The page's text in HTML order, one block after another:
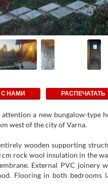
НАМИ РАСПЕЧАТАТЬ
a new bungalow-type
west of the city of Varna.
wooden supporting
rock wool insulation in the
External PVC joinery
Flooring in both bedrooms